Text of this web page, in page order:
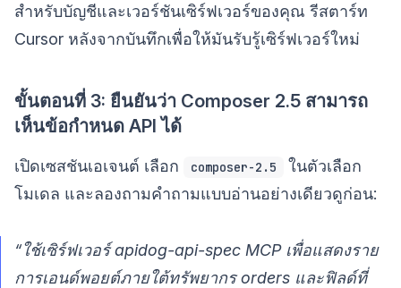
สำหรับบัญชีและเวอร์ชันเซิร์ฟเวอร์ของคุณ รีสตาร์ท
Cursor หลังจากบันทึกเพื่อให้มันรับรู้เซิร์ฟเวอร์ใหม่
ขั้นตอนที่ 3: ยืนยันว่า Composer 2.5 สามารถ
เห็นข้อกำหนด API ได้
เปิดเซสชันเอเจนต์ เลือก composer-2.5
ในตัวเลือก
โมเดล และลองถามคำถามแบบอ่านอย่างเดียวดูก่อน:
“ใช้เซิร์ฟเวอร์ apidog-api-spec MCP เพื่อแสดงราย
การเอนด์พอยต์ภายใต้ทรัพยากร orders และฟิลด์ที่